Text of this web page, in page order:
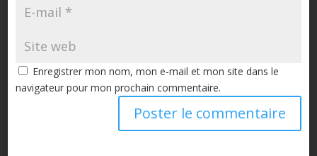
Enregistrer mon nom, mon e-mail et mon site dans le
navigateur pour mon prochain commentaire.